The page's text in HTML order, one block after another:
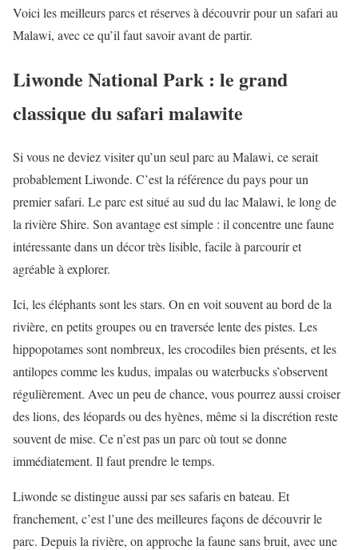
Voici les meilleurs parcs et réserves à découvrir pour un safari au
Malawi, avec ce qu’il faut savoir avant de partir.
Liwonde National Park : le grand
classique du safari malawite
Si vous ne deviez visiter qu’un seul parc au Malawi, ce serait
probablement Liwonde. C’est la référence du pays pour un
premier safari. Le parc est situé au sud du lac Malawi, le long de
la rivière Shire. Son avantage est simple : il concentre une faune
intéressante dans un décor très lisible, facile à parcourir et
agréable à explorer.
Ici, les éléphants sont les stars. On en voit souvent au bord de la
rivière, en petits groupes ou en traversée lente des pistes. Les
hippopotames sont nombreux, les crocodiles bien présents, et les
antilopes comme les kudus, impalas ou waterbucks s’observent
régulièrement. Avec un peu de chance, vous pourrez aussi croiser
des lions, des léopards ou des hyènes, même si la discrétion reste
souvent de mise. Ce n’est pas un parc où tout se donne
immédiatement. Il faut prendre le temps.
Liwonde se distingue aussi par ses safaris en bateau. Et
franchement, c’est l’une des meilleures façons de découvrir le
parc. Depuis la rivière, on approche la faune sans bruit, avec une